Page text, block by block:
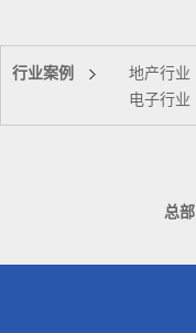
行业案例 地产行业
电子行业
总部